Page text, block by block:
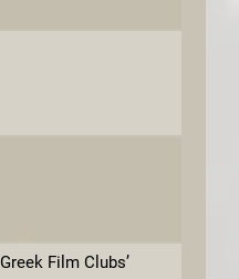
Greek Film Clubs’